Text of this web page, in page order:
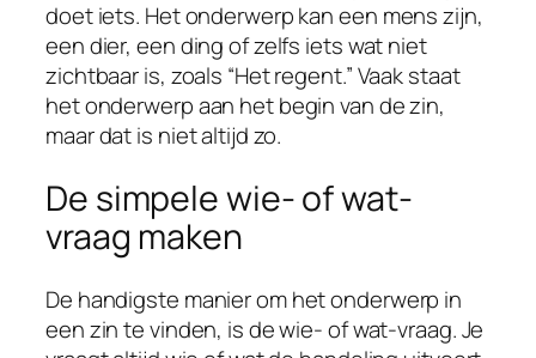
doet iets. Het onderwerp kan een mens zijn,
een dier, een ding of zelfs iets wat niet
zichtbaar is, zoals “Het regent.” Vaak staat
het onderwerp aan het begin van de zin,
maar dat is niet altijd zo.
De simpele wie- of wat-
vraag maken
De handigste manier om het onderwerp in
een zin te vinden, is de wie- of wat-vraag. Je